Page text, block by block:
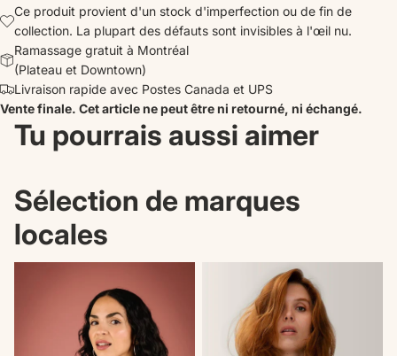
Ce produit provient d'un stock d'imperfection ou de fin de
collection. La plupart des défauts sont invisibles à l'œil nu.
Ramassage gratuit à Montréal
(Plateau et Downtown)
Livraison rapide avec Postes Canada et UPS
Vente finale. Cet article ne peut être ni retourné, ni échangé.
Tu pourrais aussi aimer
Sélection de marques
locales
Il n'en reste plus qu'un!